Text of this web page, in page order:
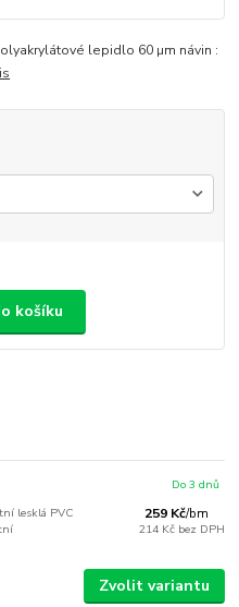
lepidlo 60 µm návin :
košíku
lesklá PVC
259 Kč/bm
214 Kč bez DPH
Do 3 dnů
Zvolit variantu